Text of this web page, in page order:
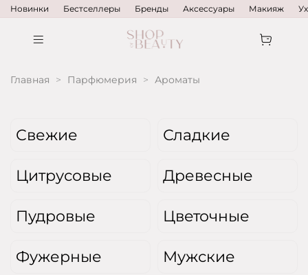
Новинки Бестселлеры Бренды Аксессуары Макияж
Главная Парфюмерия Ароматы
Свежие Сладкие
Цитрусовые Древесные
Пудровые Цветочные
Фужерные Мужские